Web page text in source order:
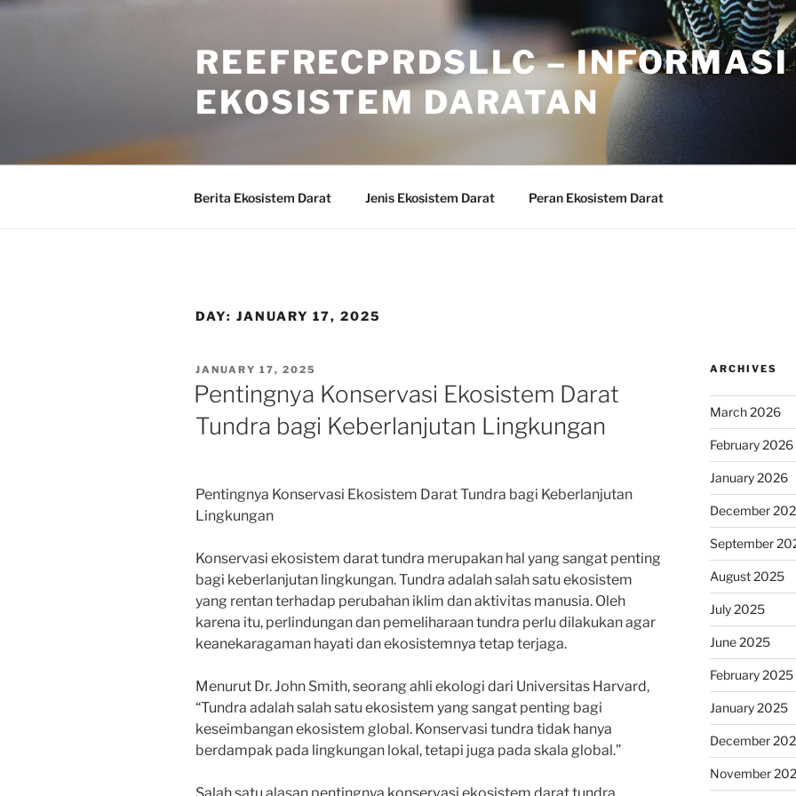
Skip
REEFRECPRDSLLC –
EKOSISTEM DARATAN
Berita Ekosistem Darat Jenis Ekosistem Darat Peran Ekosistem Darat
DAY: JANUARY 17, 2025
POSTED
ON
JANUARY 17, 2025
Pentingnya Konservasi Ekosistem Darat
Tundra bagi Keberlanjutan Lingkungan
Pentingnya Konservasi Ekosistem Darat Tundra bagi Keberlanjutan
Lingkungan
Konservasi ekosistem darat tundra merupakan hal yang sangat penting
bagi keberlanjutan lingkungan. Tundra adalah salah satu ekosistem
yang rentan terhadap perubahan iklim dan aktivitas manusia. Oleh
karena itu, perlindungan dan pemeliharaan tundra perlu dilakukan agar
keanekaragaman hayati dan ekosistemnya tetap terjaga.
Menurut Dr. John Smith, seorang ahli ekologi dari Universitas Harvard,
“Tundra adalah salah satu ekosistem yang sangat penting bagi
keseimbangan ekosistem global. Konservasi tundra tidak hanya
berdampak pada lingkungan lokal, tetapi juga pada skala global.”
ARCHIVES
March 2026
February 2026
January 2026
December
September
August 2025
July 2025
June 2025
February 2025
January 2025
December
November